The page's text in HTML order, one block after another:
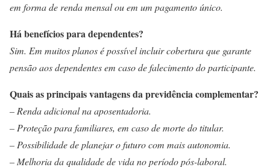
em forma de renda mensal ou em um pagamento único.
Há benefícios para dependentes?
Sim. Em muitos planos é possível incluir cobertura que garante
pensão aos dependentes em caso de falecimento do participante.
Quais as principais vantagens da previdência complementar?
– Renda adicional na aposentadoria.
– Proteção para familiares, em caso de morte do titular.
– Possibilidade de planejar o futuro com mais autonomia.
– Melhoria da qualidade de vida no período pós-laboral.